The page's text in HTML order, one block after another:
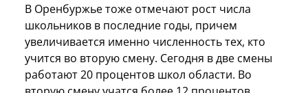
В Оренбуржье тоже отмечают рост числа
школьников в последние годы, причем
увеличивается именно численность тех, кто
учится во вторую смену. Сегодня в две смены
работают 20 процентов школ области. Во